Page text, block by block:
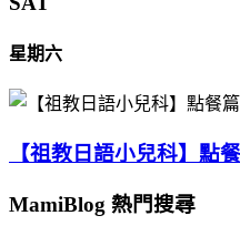
星期六
【祖教日語小兒科】點
MamiBlog 熱門搜尋